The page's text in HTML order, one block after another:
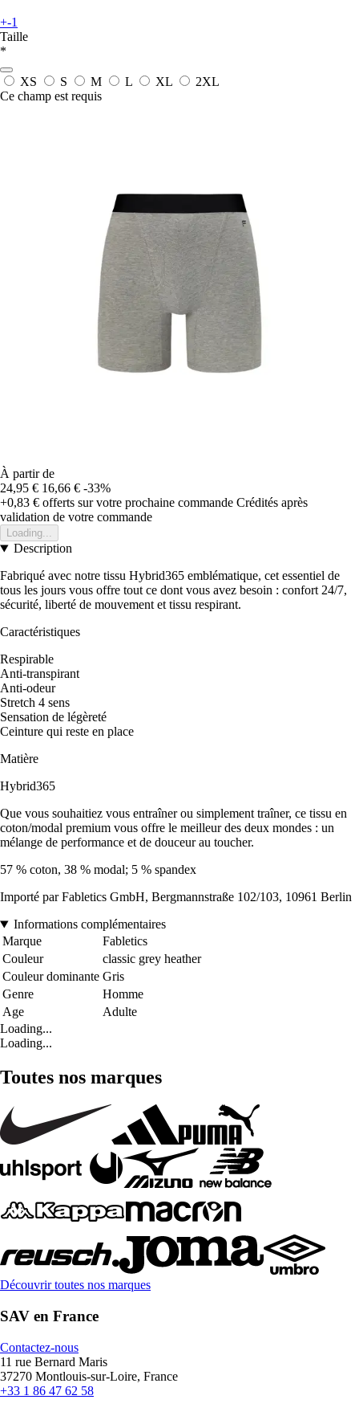
+-1
Taille
*
XS S M L XL
2XL
Ce champ est requis
À partir de
24,95 € 16,66 € -33%
+0,83 € offerts sur votre prochaine commande Crédités après
validation de votre commande
Loading...
Description
Fabriqué avec notre tissu Hybrid365 emblématique, cet essentiel de
tous les jours vous offre tout ce dont vous avez besoin : confort 24/7,
sécurité, liberté de mouvement et tissu respirant.
Caractéristiques
Respirable
Anti-transpirant
Anti-odeur
Stretch 4 sens
Sensation de légèreté
Ceinture qui reste en place
Matière
Hybrid365
Que vous souhaitiez vous entraîner ou simplement traîner, ce tissu en
coton/modal premium vous offre le meilleur des deux mondes : un
mélange de performance et de douceur au toucher.
57 % coton, 38 % modal; 5 % spandex
Importé par Fabletics GmbH, Bergmannstraße 102/103, 10961 Berlin
Informations complémentaires
Marque
Fabletics
Couleur
classic grey heather
Couleur dominante Gris
Genre
Homme
Age
Adulte
Loading...
Loading...
Toutes nos marques
Découvrir toutes nos marques
SAV en France
Contactez-nous
11 rue Bernard Maris
37270 Montlouis-sur-Loire, France
+33 1 86 47 62 58